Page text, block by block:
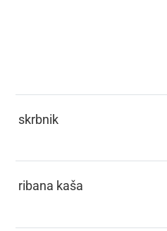
skrbnik
ribana kaša